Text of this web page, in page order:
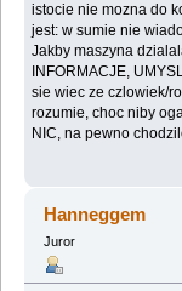
istocie nie mozna do
jest: w sumie nie
Jakby maszyna
INFORMACJE,
sie wiec ze czlowiek/
rozumie, choc niby
NIC, na pewno
Hanneggem
Juror